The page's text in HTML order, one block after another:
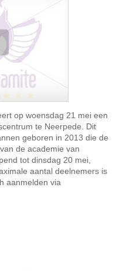
op woensdag 21 mei een
te Neerpede. Dit
geboren in 2013 die de
de academie van
tot dinsdag 20 mei,
aantal deelnemers is
aanmelden via